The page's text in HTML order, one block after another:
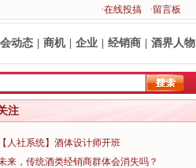
·在线投搞 ·留言板
动态 商机 企业 经销商 酒界人物
注
【人社系统】酒体设计师开班
来，传统酒类经销商群体会消失吗？